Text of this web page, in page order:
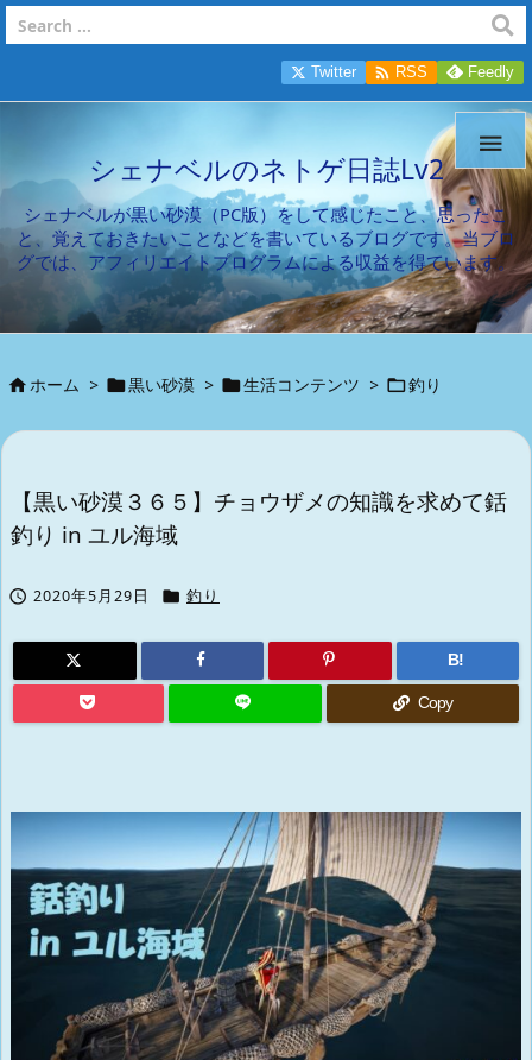
シェナベルのネトゲ日誌Lv2
シェナベルが黒い砂漠（PC版）をして感じたこと、思ったこ
と、覚えておきたいことなどを書いているブログです。当ブロ
グでは、アフィリエイトプログラムによる収益を得ています。

Twitter  RSS Feedly
ホーム > 黒い砂漠 > 生活コンテンツ > 釣り
【黒い砂漠３６５】チョウザメの知識を求めて銛
釣り in ユル海域
 2020年5月29日  釣り
B!
Copy